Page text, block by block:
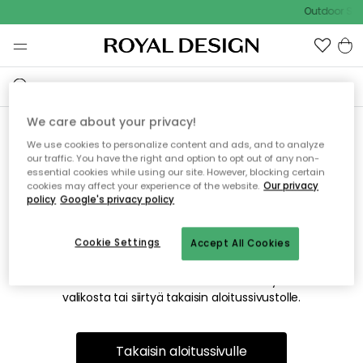
Outdoor
Emme valitettavasti löydä
etsimääsi sivua
Tämä voi johtua siitä, että sivua ei enää ole tai siitä, että se
on siirretty muualle. Pahoittelemme tästä mahdollisesti
valikosta tai siirtyä takaisin aloitussivustolle.
Takaisin aloitussivulle
We care about your privacy!
We use cookies to personalize content and ads, and to analyze
our traffic. You have the right and option to opt out of any non-
essential cookies while using our site. However, blocking certain
cookies may affect your experience of the website. Our privacy
policy Google's privacy policy
Accept All Cookies
Cookie Settings